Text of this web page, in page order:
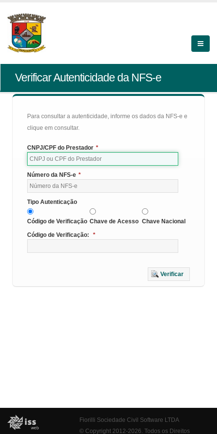
Verificar Autenticidade da NFS-e
Para consultar a autenticidade, informe os dados da NFS-e e
clique em consultar.
CNPJ/CPF do Prestador *
Número da NFS-e *
Tipo Autenticação
Código de Verificação Chave de Acesso Chave Nacional
Código de Verificação:
*
Verificar
Fiorilli Sociedade Civil Software LTDA
© Copyright 2012-2026. Todos os Direitos